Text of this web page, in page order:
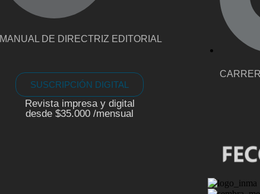
MANUAL DE DIRECTRIZ EDITORIAL
SUSCRIPCIÓN DIGITAL
Revista impresa y digital
desde $35.000 /mensual